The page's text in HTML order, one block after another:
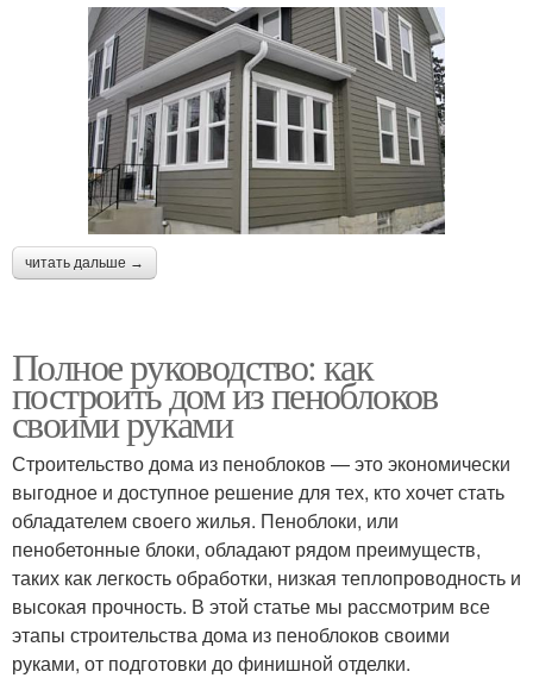
читать дальше →
Полное руководство: как
построить дом из пеноблоков
своими руками
Строительство дома из пеноблоков — это экономически
выгодное и доступное решение для тех, кто хочет стать
обладателем своего жилья. Пеноблоки, или
пенобетонные блоки, обладают рядом преимуществ,
таких как легкость обработки, низкая теплопроводность и
высокая прочность. В этой статье мы рассмотрим все
этапы строительства дома из пеноблоков своими
руками, от подготовки до финишной отделки.